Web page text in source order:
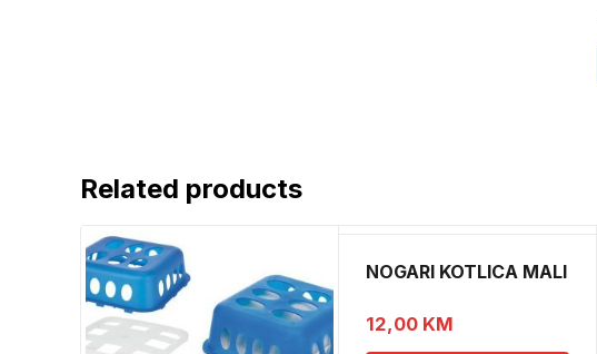
Related products
NOGARI KOTLICA MALI
12,00 KM